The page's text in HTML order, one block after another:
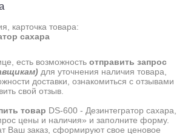
карточка товара:
сахара
есть возможность отправить запрос
для уточнения наличия товара,
доставки, ознакомиться с отзывами
свой отзыв.
товар DS-600 - Дезинтегратор сахара,
цены и наличия» и заполните форму.
Ваш заказ, сформируют свое ценовое